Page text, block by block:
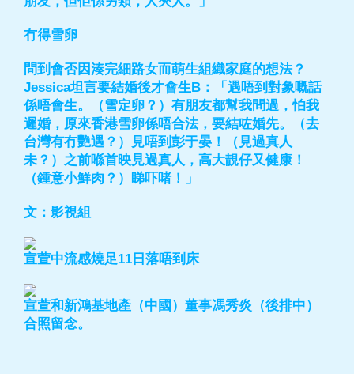
冇得雪卵
問到會否因湊完細路女而萌生組織家庭的想法？
Jessica坦言要結婚後才會生B：「遇唔到對象嘅話
係唔會生。（雪定卵？）有朋友都幫我問過，怕我
遲婚，原來香港雪卵係唔合法，要結咗婚先。（去
台灣有冇艷遇？）見唔到彭于晏！（見過真人
未？）之前喺首映見過真人，高大靚仔又健康！
（鍾意小鮮肉？）睇吓啫！」
文：影視組
宣萱中流感燒足11日落唔到床
宣萱和新鴻基地產（中國）董事馮秀炎（後排中）
合照留念。